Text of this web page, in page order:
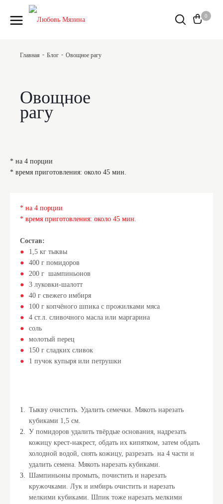
0
Главная - Блог - Овощное рагу
Овощное
рагу
* на 4 порции
* время приготовления: около 45 мин.
* на 4 порции
* время приготовления: около 45 мин.
Состав:
1,5 кг тыквы
400 г помидоров
200 г шампиньонов
3 луковки-шалотт
40 г свежего имбиря
100 г копчёного шпика с прожилками мяса
4 ст.л. сливочного масла или маргарина
соль
молотый перец
150 г сладких сливок
1 пучок купыря или петрушки
Тыкву очистить. Удалить семечки. Мякоть нарезать
кубиками 1,5 см.
У помидоров удалить твёрдые основания, надрезать
кожицу крест-накрест, обдать их кипятком, затем обдать
холодной водой, снять кожицу, разрезать на 4 части и
удалить семена. Мякоть нарезать кубиками.
Шампиньоны промыть, почистить и нарезать
кружочками. Лук и имбирь очистить и нарезать
мелкими кубиками. Шпик тоже нарезать мелкими